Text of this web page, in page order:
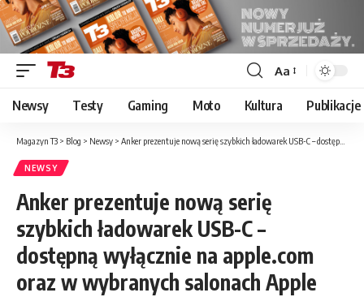
Font
Resizer
Aa
Newsy Testy Gaming Moto Kultura Publikacje
Magazyn T3 > Blog > Newsy > Anker prezentuje nową serię szybkich ładowarek USB-C – dostępną wyłącznie na apple.com oraz w wybranych salonach Apple
NEWSY
Anker prezentuje nową serię
szybkich ładowarek USB-C –
dostępną wyłącznie na apple.com
oraz w wybranych salonach Apple